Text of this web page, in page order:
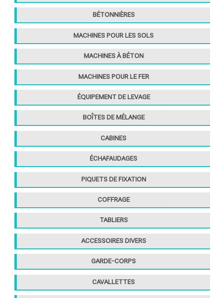
BÉTONNIÈRES
MACHINES POUR LES SOLS
MACHINES À BÉTON
MACHINES POUR LE FER
ÉQUIPEMENT DE LEVAGE
BOÎTES DE MÉLANGE
CABINES
ÉCHAFAUDAGES
PIQUETS DE FIXATION
COFFRAGE
TABLIERS
ACCESSOIRES DIVERS
GARDE-CORPS
CAVALLETTES